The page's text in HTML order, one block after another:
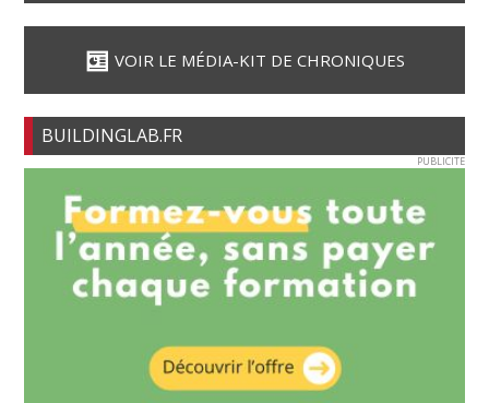
VOIR LE MÉDIA-KIT DE CHRONIQUES
BUILDINGLAB.FR
PUBLICITE